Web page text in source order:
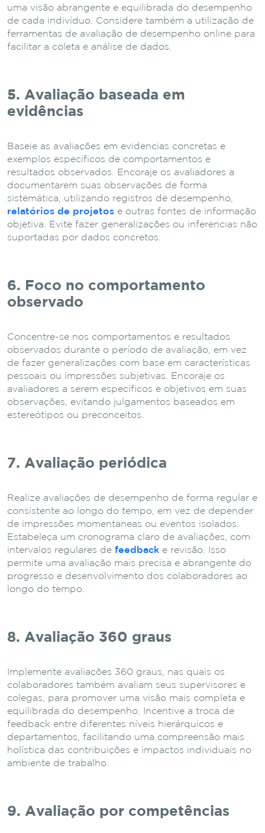
uma visão abrangente e equilibrada do desempenho
de cada indivíduo. Considere também a utilização de
ferramentas de avaliação de desempenho online para
facilitar a coleta e análise de dados.
5. Avaliação baseada em
evidências
Baseie as avaliações em evidências concretas e
exemplos específicos de comportamentos e
resultados observados. Encoraje os avaliadores a
documentarem suas observações de forma
sistemática, utilizando registros de desempenho,
relatórios de projetos e outras fontes de informação
objetiva. Evite fazer generalizações ou inferências não
suportadas por dados concretos.
6. Foco no comportamento
observado
Concentre-se nos comportamentos e resultados
observados durante o período de avaliação, em vez
de fazer generalizações com base em características
pessoais ou impressões subjetivas. Encoraje os
avaliadores a serem específicos e objetivos em suas
observações, evitando julgamentos baseados em
estereótipos ou preconceitos.
7. Avaliação periódica
Realize avaliações de desempenho de forma regular e
consistente ao longo do tempo, em vez de depender
de impressões momentâneas ou eventos isolados.
Estabeleça um cronograma claro de avaliações, com
intervalos regulares de feedback e revisão. Isso
permite uma avaliação mais precisa e abrangente do
progresso e desenvolvimento dos colaboradores ao
longo do tempo.
8. Avaliação 360 graus
Implemente avaliações 360 graus, nas quais os
colaboradores também avaliam seus supervisores e
colegas, para promover uma visão mais completa e
equilibrada do desempenho. Incentive a troca de
feedback entre diferentes níveis hierárquicos e
departamentos, facilitando uma compreensão mais
holística das contribuições e impactos individuais no
ambiente de trabalho.
9. Avaliação por competências